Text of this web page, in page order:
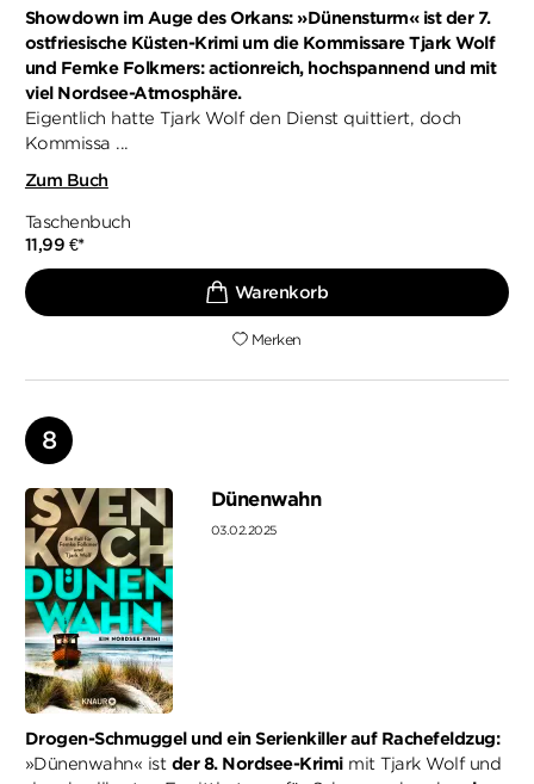
Showdown im Auge des Orkans: »Dünensturm« ist der 7.
ostfriesische Küsten-Krimi um die Kommissare Tjark Wolf
und Femke Folkmers: actionreich, hochspannend und mit
viel Nordsee-Atmosphäre.
Eigentlich hatte Tjark Wolf den Dienst quittiert, doch
Kommissa ...
Zum Buch
Taschenbuch
11,99 €*
Merken
Dünenwahn
03.02.2025
Drogen-Schmuggel und ein Serienkiller auf Rachefeldzug:
»Dünenwahn« ist der 8. Nordsee-Krimimit Tjark Wolf und